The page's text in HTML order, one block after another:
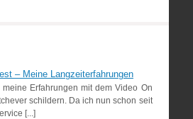
– Meine Langzeiterfahrungen
Erfahrungen mit dem Video On
schildern. Da ich nun schon seit
[...]